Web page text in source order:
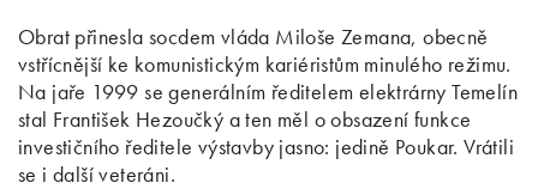
Obrat přinesla socdem vláda Miloše Zemana, obecně
vstřícnější ke komunistickým kariéristům minulého režimu.
Na jaře 1999 se generálním ředitelem elektrárny Temelín
stal František Hezoučký a ten měl o obsazení funkce
investičního ředitele výstavby jasno: jedině Poukar. Vrátili
se i další veteráni.